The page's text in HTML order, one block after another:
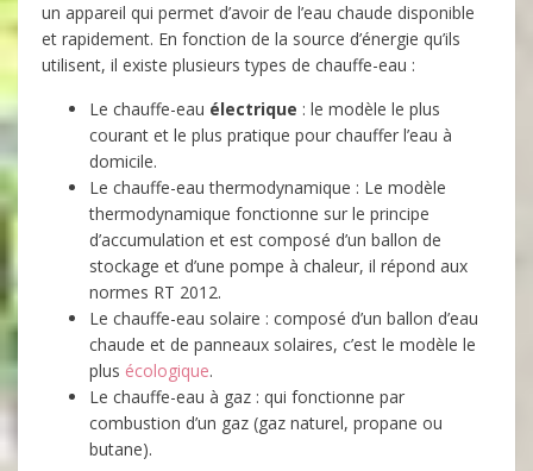
un appareil qui permet d’avoir de l’eau chaude disponible
et rapidement. En fonction de la source d’énergie qu’ils
utilisent, il existe plusieurs types de chauffe-eau :
Le chauffe-eau électrique : le modèle le plus
courant et le plus pratique pour chauffer l’eau à
domicile.
Le chauffe-eau thermodynamique : Le modèle
thermodynamique fonctionne sur le principe
d’accumulation et est composé d’un ballon de
stockage et d’une pompe à chaleur, il répond aux
normes RT 2012.
Le chauffe-eau solaire : composé d’un ballon d’eau
chaude et de panneaux solaires, c’est le modèle le
plus écologique.
Le chauffe-eau à gaz : qui fonctionne par
combustion d’un gaz (gaz naturel, propane ou
butane).